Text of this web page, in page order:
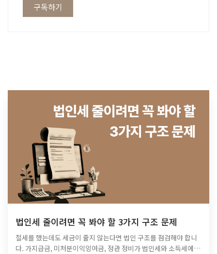
구독하기
법인세 줄이려면 꼭 봐야 할 3가지 구조 문제
절세를 했는데도 세금이 줄지 않는다면 법인 구조를 점검해야 합니
다. 가지급금, 미처분이익잉여금, 정관 정비가 법인세와 소득세에 미